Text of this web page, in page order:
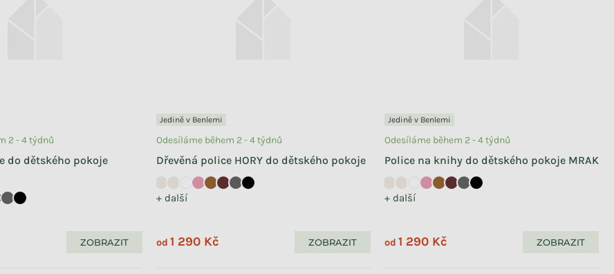
do dětského pokoje
2 - 4 týdnů
ZOBRAZIT
Jedině v Benlemi
Dřevěná police HORY do dětského pokoje
+ další
Odesíláme během 2 - 4 týdnů
od 1 290 Kč ZOBRAZIT
Jedině v Benlemi
Police na knihy do dětského pokoje MRAK
+ další
Odesíláme během 2 - 4 týdnů
od 1 290 Kč ZOBRAZIT